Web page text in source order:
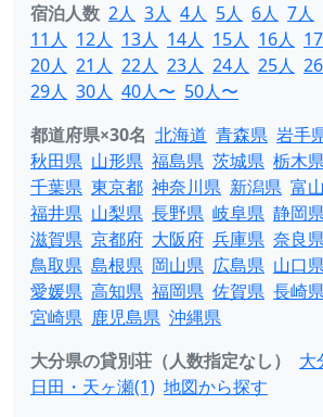
宿泊人数 2人 3人 4人 5人 6人 7人
11人 12人 13人 14人 15人 16人
20人 21人 22人 23人 24人 25人
29人 30人 40人〜 50人〜
都道府県×30名 北海道 青森県 岩手
秋田県 山形県 福島県 茨城県 栃木
千葉県 東京都 神奈川県 新潟県 富
福井県 山梨県 長野県 岐阜県 静岡
滋賀県 京都府 大阪府 兵庫県 奈良
鳥取県 島根県 岡山県 広島県 山口
愛媛県 高知県 福岡県 佐賀県 長崎
宮崎県 鹿児島県 沖縄県
大分県の貸別荘（人数指定なし）
大
日田・天ヶ瀬(1) 地図から探す